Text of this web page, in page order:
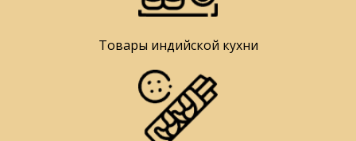
Товары индийской кухни